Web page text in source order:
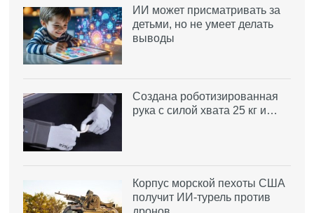
ИИ может присматривать за
детьми, но не умеет делать
выводы
Создана роботизированная
рука с силой хвата 25 кг и…
Корпус морской пехоты США
получит ИИ-турель против